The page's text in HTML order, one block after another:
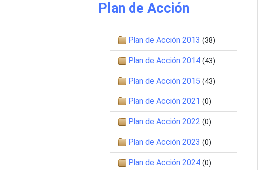
Plan de Acción
Plan de Acción 2013 (38)
Plan de Acción 2014 (43)
Plan de Acción 2015 (43)
Plan de Acción 2021 (0)
Plan de Acción 2022 (0)
Plan de Acción 2023 (0)
Plan de Acción 2024 (0)